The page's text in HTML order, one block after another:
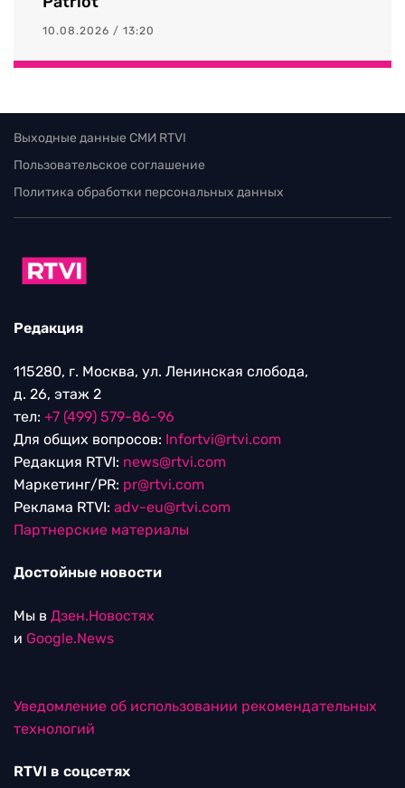
10.08.2026 / 13:20
Выходные данные СМИ RTVI
Пользовательское соглашение
Политика обработки персональных данных
Редакция
115280, г. Москва, ул. Ленинская слобода,
д. 26, этаж 2
тел: +7 (499) 579-86-96
Для общих вопросов: Infortvi@rtvi.com
Редакция RTVI: news@rtvi.com
Маркетинг/PR: pr@rtvi.com
Реклама RTVI: adv-eu@rtvi.com
Партнерские материалы
Достойные новости
Мы в Дзен.Новостях
и Google.News
Уведомление об использовании рекомендательных
технологий
RTVI в соцсетях